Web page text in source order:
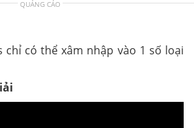
QUẢNG CÁO
chỉ có thể xâm nhập vào 1 số loại